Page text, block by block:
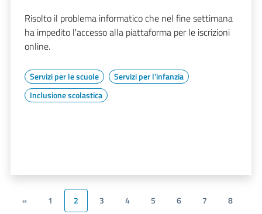
Risolto il problema informatico che nel fine settimana
ha impedito l'accesso alla piattaforma per le iscrizioni
online.
Servizi per le scuole
Servizi per l'infanzia
Inclusione scolastica
« 1 2 3 4 5 6 7
8